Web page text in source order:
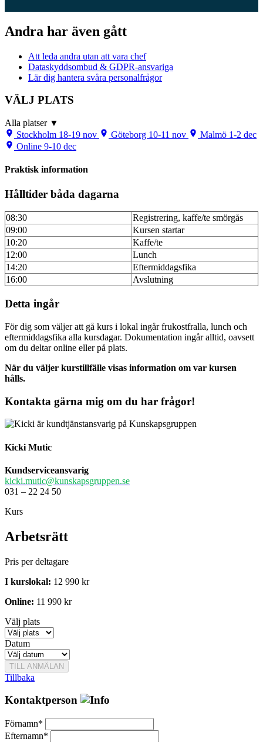
Andra har även gått
Att leda andra utan att vara chef
Dataskyddsombud & GDPR-ansvariga
Lär dig hantera svåra personalfrågor
VÄLJ PLATS
Alla platser ▼
Stockholm 18-19 nov Göteborg 10-11 nov Malmö 1-2 dec
Online 9-10 dec
Praktisk information
Hålltider båda dagarna
08:30
Registrering, kaffe/te smörgås
09:00
Kursen startar
10:20
Kaffe/te
12:00
Lunch
14:20
Eftermiddagsfika
16:00
Avslutning
Detta ingår
För dig som väljer att gå kurs i lokal ingår frukostfralla, lunch och
eftermiddagsfika alla kursdagar. Dokumentation ingår alltid, oavsett
om du deltar online eller på plats.
När du väljer kurstillfälle visas information om var kursen
hålls.
Kontakta gärna mig om du har frågor!
Kicki Mutic
Kundserviceansvarig
kicki.mutic@kunskapsgruppen.se
031 – 22 24 50
Kurs
Arbetsrätt
Pris per deltagare
I kurslokal: 12 990 kr
Online: 11 990 kr
Välj plats
Datum
TILL ANMÄLAN
Tillbaka
Kontaktperson
Förnamn*
Efternamn*